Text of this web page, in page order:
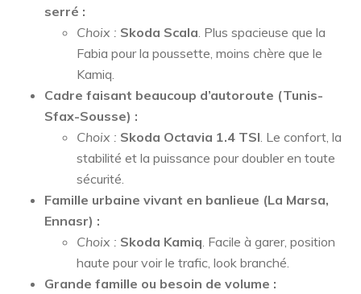
serré :
Choix : Skoda Scala . Plus spacieuse que la
Fabia pour la poussette, moins chère que le
Kamiq.
Cadre faisant beaucoup d’autoroute (Tunis-
Sfax-Sousse) :
Choix : Skoda Octavia 1.4 TSI . Le confort, la
stabilité et la puissance pour doubler en toute
sécurité.
Famille urbaine vivant en banlieue (La Marsa,
Ennasr) :
Choix : Skoda Kamiq . Facile à garer, position
haute pour voir le trafic, look branché.
Grande famille ou besoin de volume :